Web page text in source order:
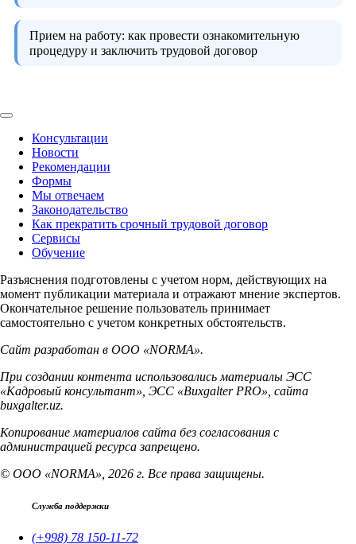
Прием на работу: как провести ознакомительную
процедуру и заключить трудовой договор
Консультации
Новости
Рекомендации
Формы
Мы отвечаем
Законодательство
Как прекратить срочный трудовой договор
Сервисы
Обучение
Разъяснения подготовлены с учетом норм, действующих на
момент публикации материала и отражают мнение экспертов.
Окончательное решение пользователь принимает
самостоятельно с учетом конкретных обстоятельств.
Сайт разработан в ООО «NORMA».
При создании контента использовались материалы ЭСС
«Кадровый консультант», ЭСС «Buxgalter PRO», сайта
buxgalter.uz.
Копирование материалов сайта без согласования с
администрацией ресурса запрещено.
© ООО «NORMA», 2026 г. Все права защищены.
Служба поддержки
(+998) 78 150-11-72